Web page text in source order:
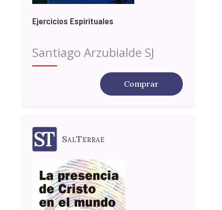
Ejercicios Espirituales
Santiago Arzubialde SJ
Comprar
SalTerrae